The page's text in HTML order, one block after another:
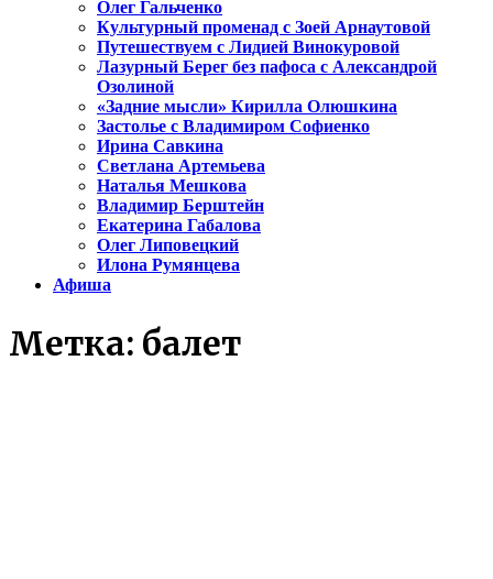
Олег Гальченко
Культурный променад с Зоей Арнаутовой
Путешествуем с Лидией Винокуровой
Лазурный Берег без пафоса с Александрой
Озолиной
«Задние мысли» Кирилла Олюшкина
Застолье с Владимиром Софиенко
Ирина Савкина
Светлана Артемьева
Наталья Мешкова
Владимир Берштейн
Екатерина Габалова
Олег Липовецкий
Илона Румянцева
Афиша
Метка: балет